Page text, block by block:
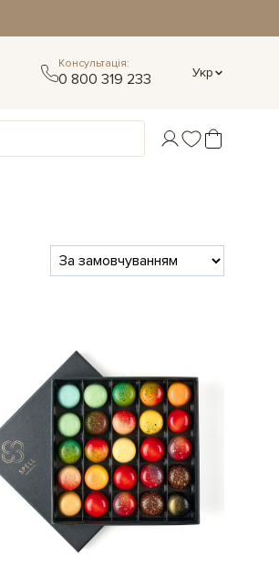
Консультація:
0 800 319 233 Укр